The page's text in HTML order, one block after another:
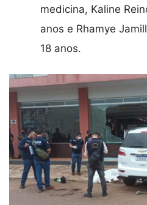
medicina, Kaline
anos e Rhamye
18 anos.